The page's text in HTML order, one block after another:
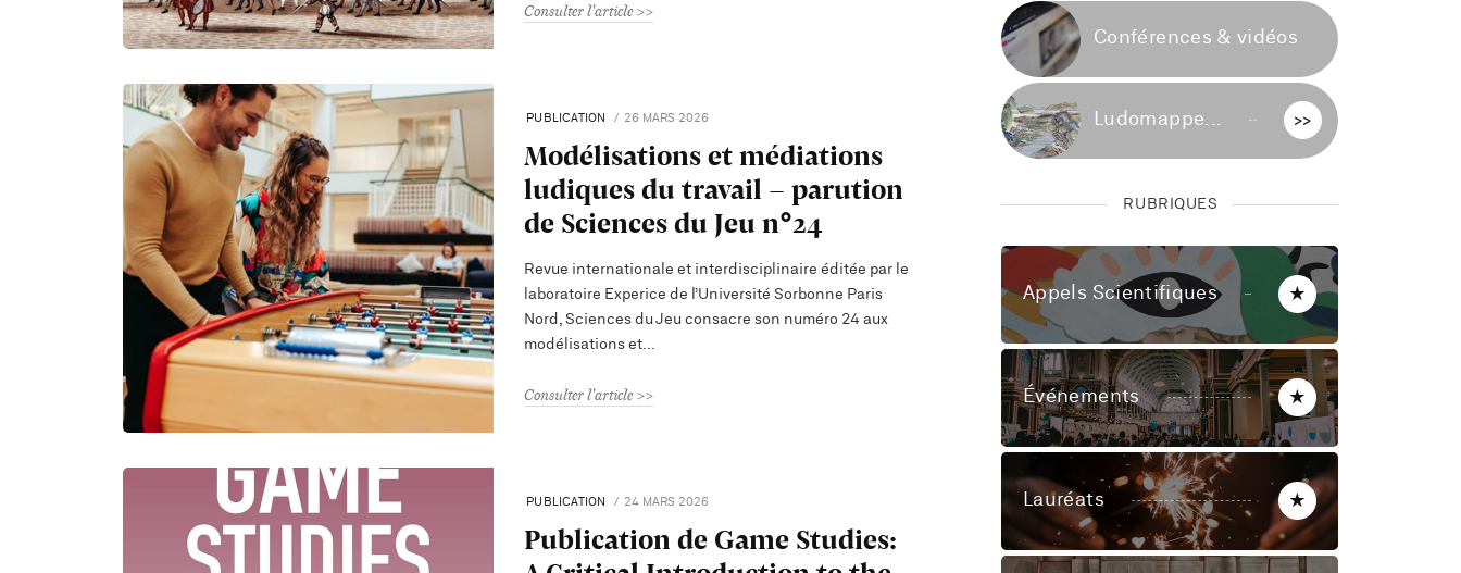
Consulter l'article
PUBLICATION 26 MARS 2026
Modélisations et médiations
ludiques du travail - parution
de Sciences du Jeu n°24
Revue internationale et interdisciplinaire éditée par le
laboratoire Experice de l’Université Sorbonne Paris
Nord, Sciences du Jeu consacre son numéro 24 aux
modélisations et
Consulter l'article
PUBLICATION 24 MARS 2026
Publication de Game Studies:
Conférences & vidéos
Ludomappe... >>
RUBRIQUES
Appels Scientifiques ★
Événements ★
Lauréats ★